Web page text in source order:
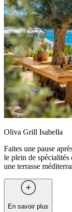
Oliva Grill Isabella
Faites une pause
le plein de spécialités
une terrasse
En savoir plus